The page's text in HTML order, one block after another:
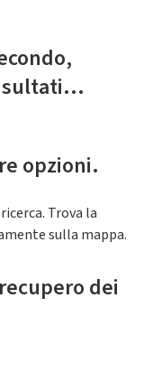
opzioni.
Trova la
sulla mappa.
dei